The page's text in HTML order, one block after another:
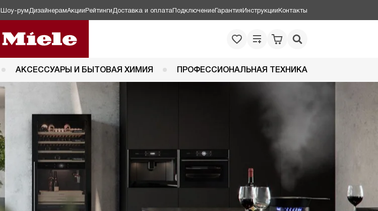
Шоу-рум ДизайнерамАкцииРейтинги Доставка и оплатаПодключениеГарантияИнструкцииКонтакты
АКСЕССУАРЫ И БЫТОВАЯ ХИМИЯ ПРОФЕССИОНАЛЬНАЯ ТЕХНИКА